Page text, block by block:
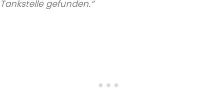
Tankstelle gefunden.“